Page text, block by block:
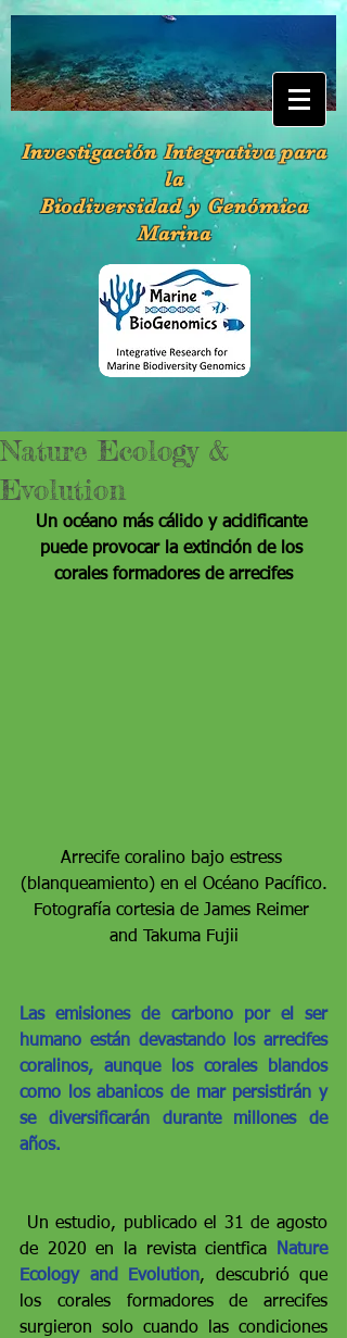
Investigación Integrativa para
la
Biodiversidad y Genómica
Marina
Nature Ecology &
Evolution
Un océano más cálido y acidificante
puede provocar la extinción de los
corales formadores de arrecifes
Arrecife coralino bajo estress
(blanqueamiento) en el Océano Pacífico.
Fotografía cortesia de James Reimer
and Takuma Fujii
Las emisiones de carbono por el ser
humano están devastando los arrecifes
coralinos, aunque los corales blandos
como los abanicos de mar persistirán y
se diversificarán durante millones de
años.
de 2020 en la revista cientfica
Nature
Ecology and Evolution, descubrió que
los corales formadores de arrecifes
surgieron solo cuando las condiciones